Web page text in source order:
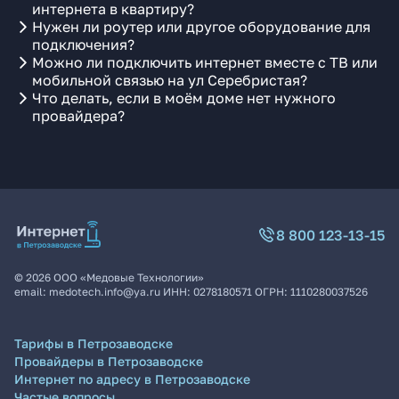
интернета в квартиру?
Нужен ли роутер или другое оборудование для
подключения?
Можно ли подключить интернет вместе с ТВ или
мобильной связью на ул Серебристая?
Что делать, если в моём доме нет нужного
провайдера?
8 800 123-13-15
© 2026 ООО «Медовые Технологии»
email: medotech.info@ya.ru ИНН: 0278180571 ОГРН: 1110280037526
Тарифы в Петрозаводске
Провайдеры в Петрозаводске
Интернет по адресу в Петрозаводске